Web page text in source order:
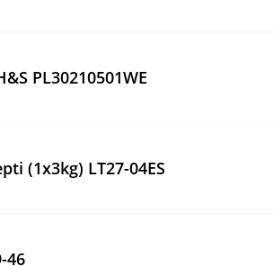
PL30210501WE
(1x3kg) LT27-04ES
46